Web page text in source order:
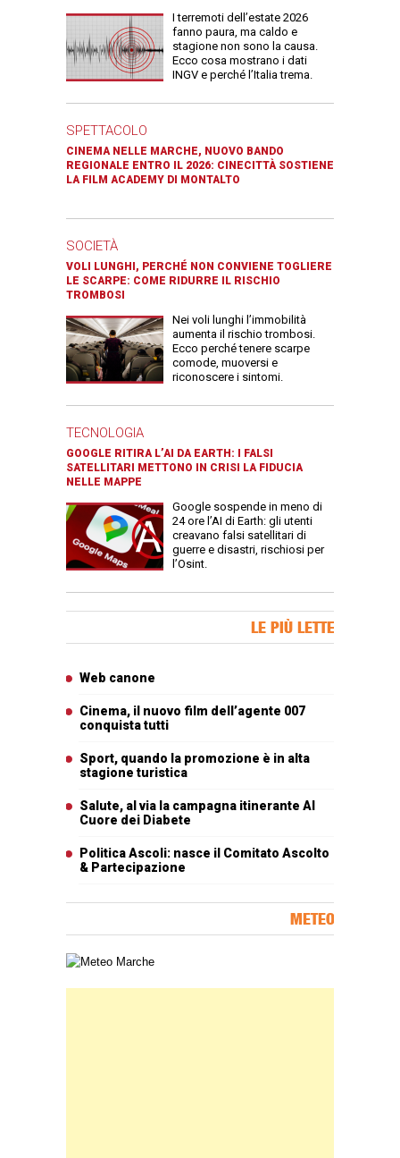
I terremoti dell’estate 2026
fanno paura, ma caldo e
stagione non sono la causa.
Ecco cosa mostrano i dati
INGV e perché l’Italia trema.
SPETTACOLO
CINEMA NELLE MARCHE, NUOVO BANDO
REGIONALE ENTRO IL 2026: CINECITTÀ SOSTIENE
LA FILM ACADEMY DI MONTALTO
SOCIETÀ
VOLI LUNGHI, PERCHÉ NON CONVIENE TOGLIERE
LE SCARPE: COME RIDURRE IL RISCHIO
TROMBOSI
Nei voli lunghi l’immobilità
aumenta il rischio trombosi.
Ecco perché tenere scarpe
comode, muoversi e
riconoscere i sintomi.
TECNOLOGIA
GOOGLE RITIRA L’AI DA EARTH: I FALSI
SATELLITARI METTONO IN CRISI LA FIDUCIA
NELLE MAPPE
Google sospende in meno di
24 ore l’AI di Earth: gli utenti
creavano falsi satellitari di
guerre e disastri, rischiosi per
l’Osint.
LE PIÙ LETTE
Web canone
Cinema, il nuovo film dell’agente 007
conquista tutti
Sport, quando la promozione è in alta
stagione turistica
Salute, al via la campagna itinerante Al
Cuore dei Diabete
Politica Ascoli: nasce il Comitato Ascolto
& Partecipazione
METEO
Carta meteorologica delle Marche